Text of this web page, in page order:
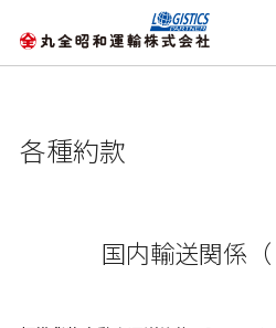
各種約款
国内輸送関係（